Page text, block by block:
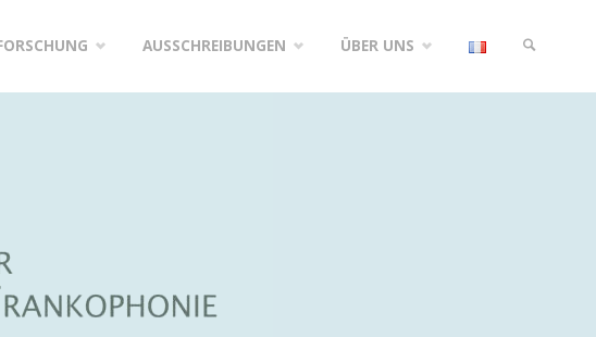
AUSSCHREIBUNGEN ÜBER UNS